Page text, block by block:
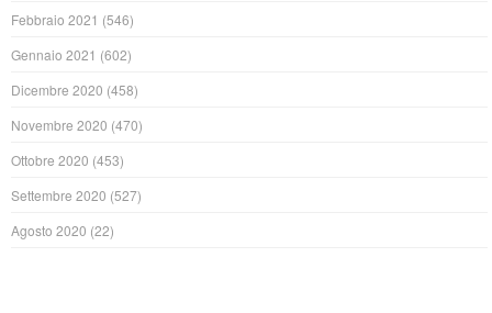
Febbraio 2021 (546)
Gennaio 2021 (602)
Dicembre 2020 (458)
Novembre 2020 (470)
Ottobre 2020 (453)
Settembre 2020 (527)
Agosto 2020 (22)